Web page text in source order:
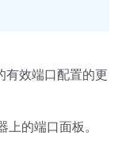
有效端口配置的更
上的端口面板。